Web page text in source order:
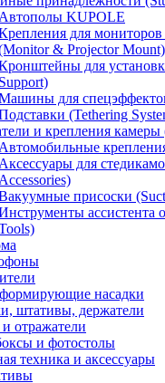
Автополы KUPOLE
для мониторов
& Projector Mount)
для
Support)
для
(Tethering
и крепления камеры
Автомобильные
Аксессуары для
Accessories)
присоски
ассистента
насадки
штативы, держатели
отражатели
и фотостолы
техника и аксессуары